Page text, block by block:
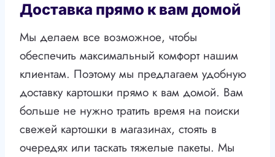
Доставка прямо к вам домой
Мы делаем все возможное, чтобы
обеспечить максимальный комфорт нашим
клиентам. Поэтому мы предлагаем удобную
доставку картошки прямо к вам домой. Вам
больше не нужно тратить время на поиски
свежей картошки в магазинах, стоять в
очередях или таскать тяжелые пакеты. Мы